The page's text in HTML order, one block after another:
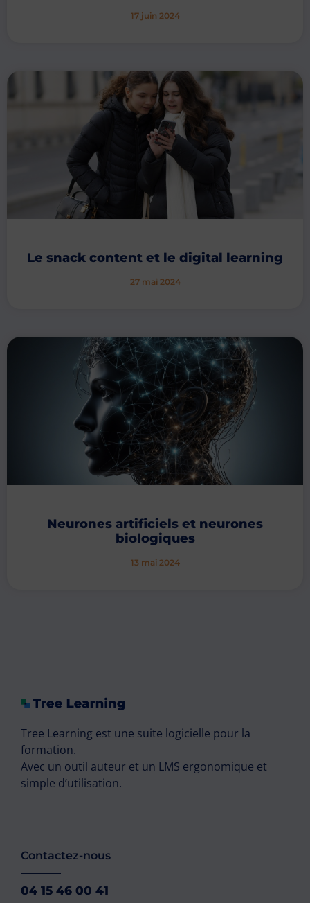
17 juin 2024
Le snack content et le digital learning
27 mai 2024
Neurones artificiels et neurones
biologiques
13 mai 2024
Tree Learning est une suite logicielle pour la
formation.
Avec un outil auteur et un LMS ergonomique et
simple d’utilisation.
Contactez-nous
04 15 46 00 41